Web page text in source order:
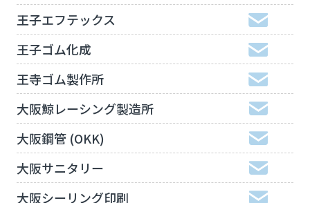
王子エフテックス
王子ゴム化成
王寺ゴム製作所
大阪鯨レーシング製造所
大阪鋼管 (OKK)
大阪サニタリー
大阪シーリング印刷